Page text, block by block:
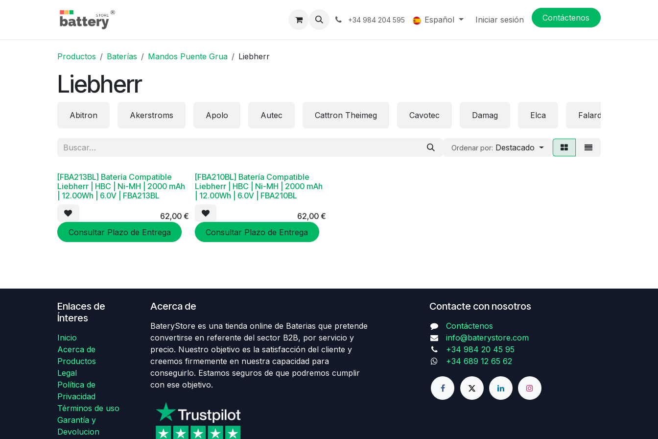
+34 984 204 595 Español Iniciar sesión Contáctenos
Productos Baterías Mandos Puente Grua Liebherr
Liebherr
Abitron Akerstroms Apolo Autec Cattron Theimeg Cavotec Damag Elca Falard
Ordenar por: Destacado
[FBA213BL] Batería Compatible
Liebherr | HBC | Ni-MH | 2000 mAh
| 12.00Wh | 6.0V | FBA213BL
62,00€
Consultar Plazo de Entrega
[FBA210BL] Batería Compatible
Liebherr | HBC | Ni-MH | 2000 mAh
| 12.00Wh | 6.0V | FBA210BL
62,00 €
Consultar Plazo de Entrega
Enlaces de
Ínteres
Inicio
Acerca de
Productos
Legal
Política de
Privacidad
Términos de uso
Garantía y
Devolucion
Acerca de
BateryStore es una tienda online de Baterias que pretende
convertirse en referente del sector B2B, por servicio y
precio. Nuestro objetivo es la satisfacción del cliente y
creemos firmemente en nuestra capacidad para
conseguirlo. Estamos seguros de que podremos cumplir
con ese objetivo.
Contacte con nosotros
Contáctenos
info@baterystore.com
+34 984 20 45 95
+34 689 12 65 62